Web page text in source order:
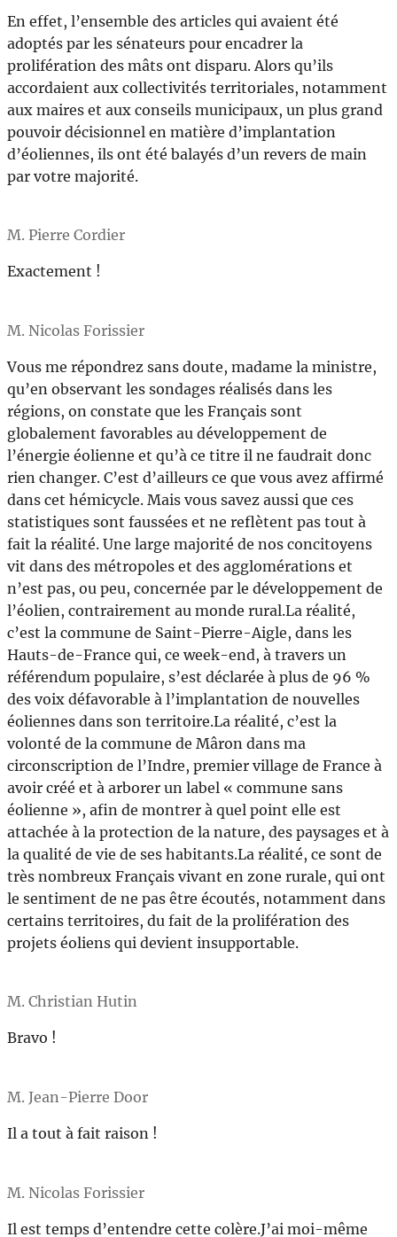
En effet, l’ensemble des articles qui avaient été
adoptés par les sénateurs pour encadrer la
prolifération des mâts ont disparu. Alors qu’ils
accordaient aux collectivités territoriales, notamment
aux maires et aux conseils municipaux, un plus grand
pouvoir décisionnel en matière d’implantation
d’éoliennes, ils ont été balayés d’un revers de main
par votre majorité.
M. Pierre Cordier
Exactement !
M. Nicolas Forissier
Vous me répondrez sans doute, madame la ministre,
qu’en observant les sondages réalisés dans les
régions, on constate que les Français sont
globalement favorables au développement de
l’énergie éolienne et qu’à ce titre il ne faudrait donc
rien changer. C’est d’ailleurs ce que vous avez affirmé
dans cet hémicycle. Mais vous savez aussi que ces
statistiques sont faussées et ne reflètent pas tout à
fait la réalité. Une large majorité de nos concitoyens
vit dans des métropoles et des agglomérations et
n’est pas, ou peu, concernée par le développement de
l’éolien, contrairement au monde rural.La réalité,
c’est la commune de Saint-Pierre-Aigle, dans les
Hauts-de-France qui, ce week-end, à travers un
référendum populaire, s’est déclarée à plus de 96 %
des voix défavorable à l’implantation de nouvelles
éoliennes dans son territoire.La réalité, c’est la
volonté de la commune de Mâron dans ma
circonscription de l’Indre, premier village de France à
avoir créé et à arborer un label « commune sans
éolienne », afin de montrer à quel point elle est
attachée à la protection de la nature, des paysages et à
la qualité de vie de ses habitants.La réalité, ce sont de
très nombreux Français vivant en zone rurale, qui ont
le sentiment de ne pas être écoutés, notamment dans
certains territoires, du fait de la prolifération des
projets éoliens qui devient insupportable.
M. Christian Hutin
Bravo !
M. Jean-Pierre Door
Il a tout à fait raison !
M. Nicolas Forissier
Il est temps d’entendre cette colère.J’ai moi-même